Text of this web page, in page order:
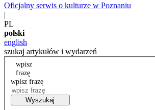
Oficjalny serwis o kulturze w Poznaniu
|
PL
polski
english
szukaj artykułów i wydarzeń
wpisz
frazę
wpisz frazę
Wyszukaj